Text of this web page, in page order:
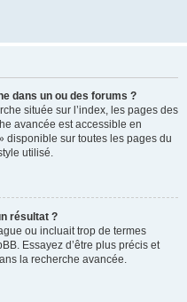
dans un ou des forums ?
située sur l’index, les pages des
avancée est accessible en
disponible sur toutes les pages du
utilisé.
résultat ?
ou incluait trop de termes
Essayez d’être plus précis et
la recherche avancée.